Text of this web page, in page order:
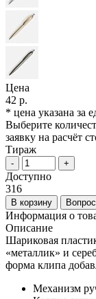
Цена
42 р.
* цена указана за
Выберите
заявку на расчёт
Тираж
- +
Доступно
316
В корзину
Информация о
Описание
Шариковая
«металлик» и
форма клипа
Механизм